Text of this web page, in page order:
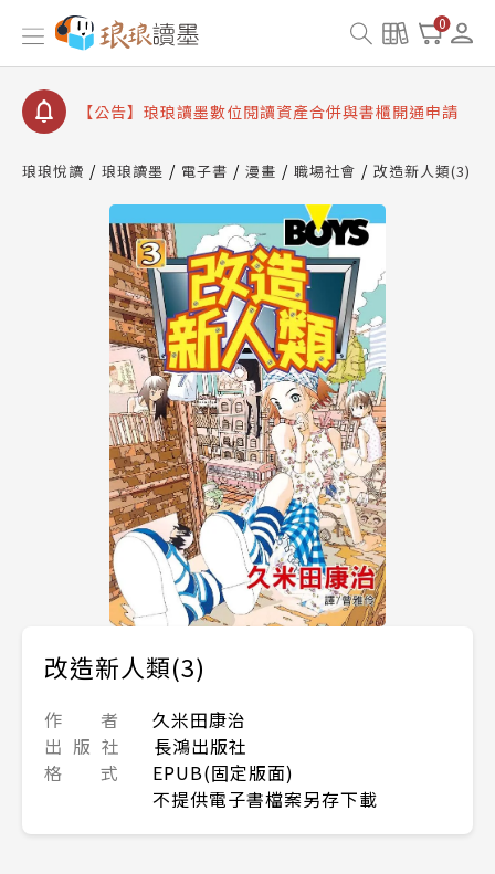
0
【公告】因 Readmoo 讀墨系統維護中，本站同步暫
停部分閱讀服務
【公告】琅琅讀墨數位閱讀資產合併與書櫃開通申請
【公告】琅琅讀墨書櫃開通常見問題
請圖文教學
查詢
【公告】因 Readmoo 讀墨系統維護中，本站同步暫
停部分閱讀服務
琅琅悅讀 琅琅讀墨 電子書 漫畫 職場社會 改造新人類(3)
改造新人類(3)
作 者
久米田康治
出 版 社
長鴻出版社
格 式
EPUB(固定版面)
不提供電子書檔案另存下載